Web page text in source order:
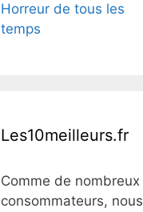
Horreur de tous les
temps
Les10meilleurs.fr
Comme de nombreux
consommateurs, nous